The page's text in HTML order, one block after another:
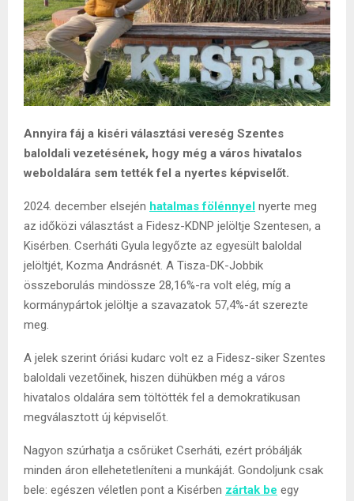
Annyira fáj a kiséri választási vereség Szentes
baloldali vezetésének, hogy még a város hivatalos
weboldalára sem tették fel a nyertes képviselőt.
2024. december elsején hatalmas fölénnyel nyerte meg
az időközi választást a Fidesz-KDNP jelöltje Szentesen, a
Kisérben. Cserháti Gyula legyőzte az egyesült baloldal
jelöltjét, Kozma Andrásnét. A Tisza-DK-Jobbik
összeborulás mindössze 28,16%-ra volt elég, míg a
kormánypártok jelöltje a szavazatok 57,4%-át szerezte
meg.
A jelek szerint óriási kudarc volt ez a Fidesz-siker Szentes
baloldali vezetőinek, hiszen dühükben még a város
hivatalos oldalára sem töltötték fel a demokratikusan
megválasztott új képviselőt.
Nagyon szúrhatja a csőrüket Cserháti, ezért próbálják
minden áron ellehetetleníteni a munkáját. Gondoljunk csak
bele: egészen véletlen pont a Kisérben zártak be egy